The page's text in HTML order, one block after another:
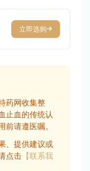
立即选购
药网收集整
止血的传统认
请遵医嘱。
、提供建议或
点击 【联系我